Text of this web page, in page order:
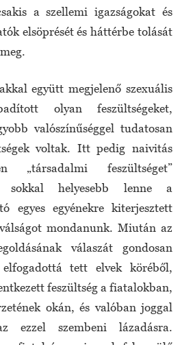
a szellemi igazságokat és
elsöprését és háttérbe tolását
együtt megjelenő szexuális
olyan feszültségeket,
valószínűséggel tudatosan
voltak. Itt pedig naivitás
„társadalmi feszültséget”
sokkal helyesebb lenne a
egyes egyénekre kiterjesztett
mondanunk. Miután az
válaszát gondosan
tett elvek köréből,
feszültség a fiatalokban,
okán, és valóban joggal
ezzel szembeni lázadásra.